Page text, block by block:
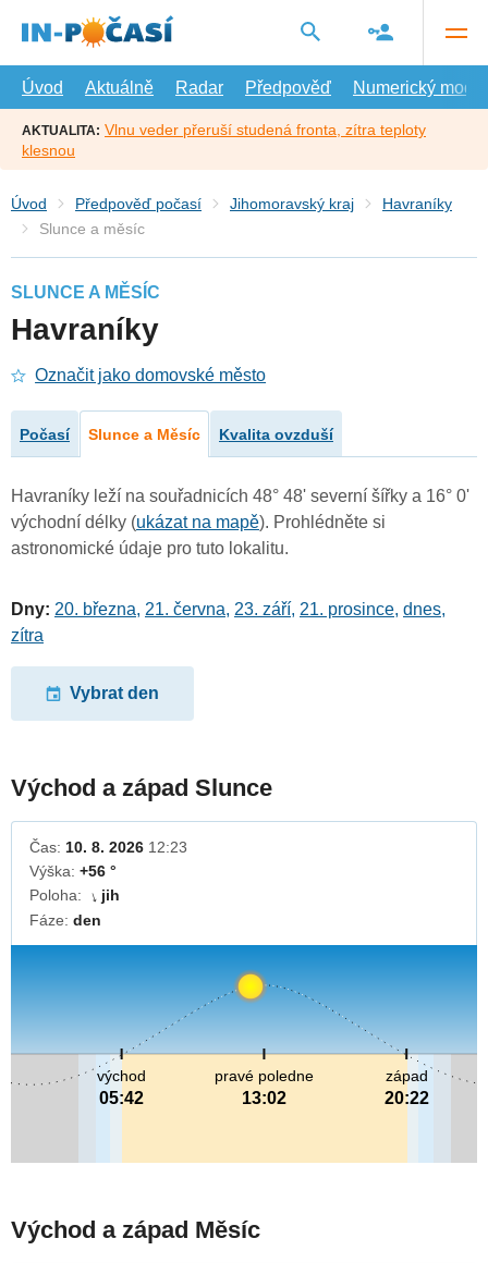
hlavní
Úvod
Aktuálně Radar Předpověď Numerický model
AKTUALITA: Vlnu veder přeruší studená fronta, zítra teploty
klesnou
Úvod Předpověď počasí Jihomoravský kraj
Havraníky
Slunce a měsíc
SLUNCE A MĚSÍC
Havraníky
Označit jako domovské město
Počasí Slunce a Měsíc Kvalita ovzduší
Havraníky leží na souřadnicích 48° 48' severní šířky a 16° 0'
východní délky (ukázat na mapě). Prohlédněte si
astronomické údaje pro tuto lokalitu.
Dny: 20. března, 21. června, 23. září, 21. prosince, dnes,
zítra
Vybrat den
Východ a západ Slunce
Čas: 10. 8. 2026 12:23
Výška: +56 °
Poloha:
↓ jih
Fáze: den
pravé poledne
13:02
východ
05:42
západ
20:22
Východ a západ Měsíc